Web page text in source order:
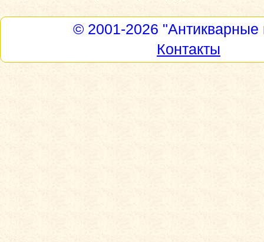
© 2001-2026 "Антикварные
Контакты